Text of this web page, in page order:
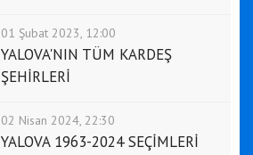
01 Şubat 2023, 12:00
YALOVA'NIN TÜM KARDEŞ
ŞEHİRLERİ
02 Nisan 2024, 22:30
YALOVA 1963-2024 SEÇİMLERİ